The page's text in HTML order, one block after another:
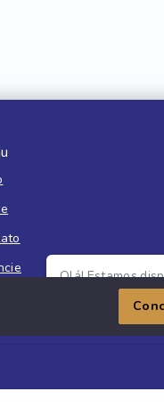
Olá! Estamos
nome e o que